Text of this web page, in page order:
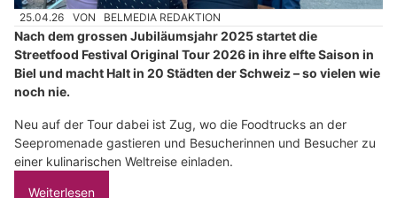
25.04.26 VON BELMEDIA REDAKTION
Nach dem grossen Jubiläumsjahr 2025 startet die
Streetfood Festival Original Tour 2026 in ihre elfte Saison in
Biel und macht Halt in 20 Städten der Schweiz – so vielen wie
noch nie.
Neu auf der Tour dabei ist Zug, wo die Foodtrucks an der
Seepromenade gastieren und Besucherinnen und Besucher zu
einer kulinarischen Weltreise einladen.
Weiterlesen